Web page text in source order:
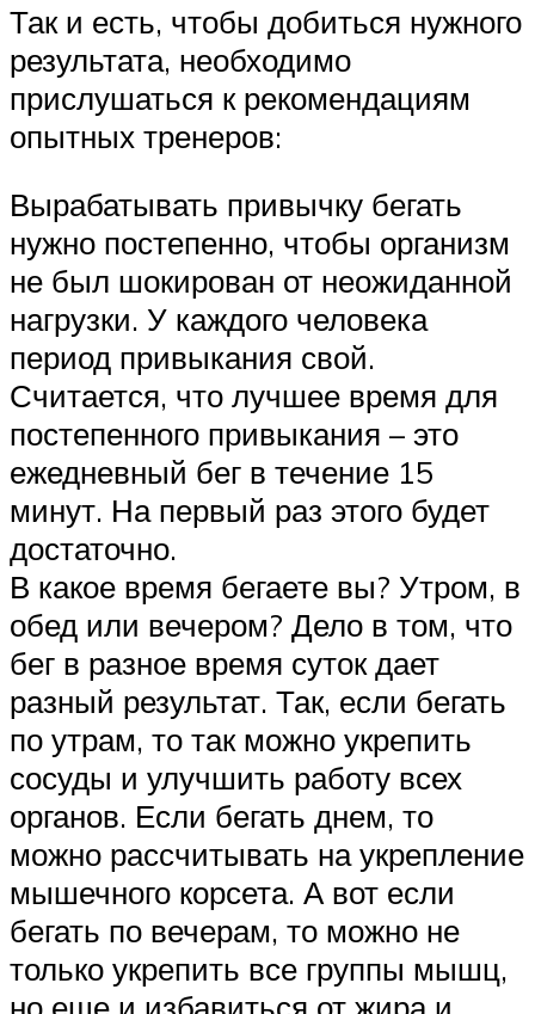
Так и есть, чтобы добиться нужного
результата, необходимо
прислушаться к рекомендациям
опытных тренеров:
Вырабатывать привычку бегать
нужно постепенно, чтобы организм
не был шокирован от неожиданной
нагрузки. У каждого человека
период привыкания свой.
Считается, что лучшее время для
постепенного привыкания – это
ежедневный бег в течение 15
минут. На первый раз этого будет
достаточно.
В какое время бегаете вы? Утром, в
обед или вечером? Дело в том, что
бег в разное время суток дает
разный результат. Так, если бегать
по утрам, то так можно укрепить
сосуды и улучшить работу всех
органов. Если бегать днем, то
можно рассчитывать на укрепление
мышечного корсета. А вот если
бегать по вечерам, то можно не
только укрепить все группы мышц,